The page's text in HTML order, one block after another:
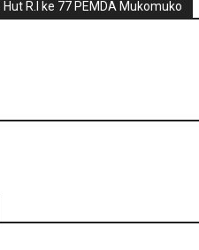
Hut R.I ke 77 PEMDA Mukomuko